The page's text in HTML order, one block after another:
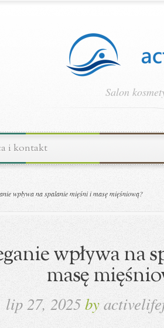
Salon
i kontakt
wpływa na spalanie mięśni i masę mięśniową?
wpływa na
masę
lip 27, 2025by